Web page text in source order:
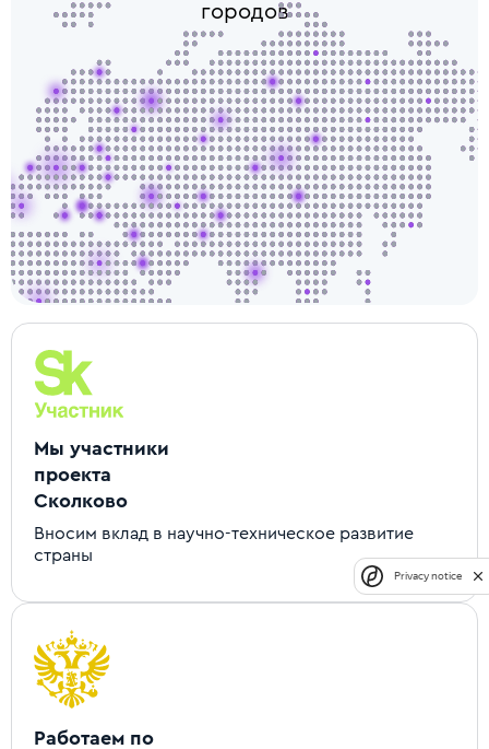
городов
Мы участники
проекта
Сколково
Вносим вклад в научно-техническое развитие
страны
Работаем по
Privacy notice